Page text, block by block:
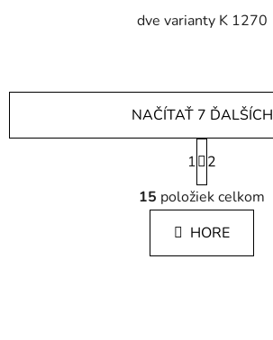
dve varianty K 1270
O
v
l
á
d
NAČÍTAŤ 7 ĎALŠÍCH
S
t
r
á
n
k
1
2
15 položiek celkom
HORE